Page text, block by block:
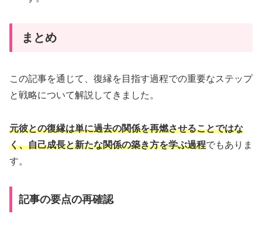
まとめ
この記事を通じて、復縁を目指す過程での重要なステップ
と戦略について解説してきました。
元彼との復縁は単に過去の関係を再燃させることではな
く、自己成長と新たな関係の築き方を学ぶ過程でもありま
す。
記事の要点の再確認